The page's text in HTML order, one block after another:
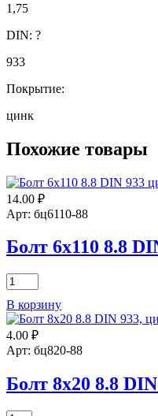
1,75
DIN: ?
933
Покрытие:
цинк
Похожие товары
14.00 ₽
Арт: бц6110-88
Болт 6х110 8.8
Количество
товара
Болт
6х110
8.8
DIN
цинк
В корзину
4.00 ₽
Арт: бц820-88
Болт 8х20 8.8